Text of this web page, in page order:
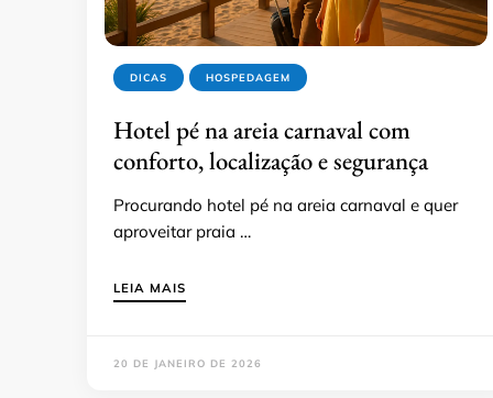
DICAS HOSPEDAGEM
Hotel pé na areia carnaval com
conforto, localização e segurança
Procurando hotel pé na areia carnaval e quer
aproveitar praia …
LEIA MAIS
20 DE JANEIRO DE 2026